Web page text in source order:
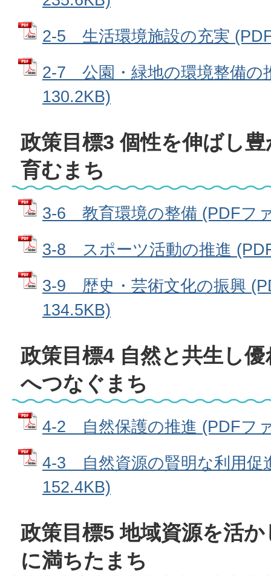
2-5 生活環境施設の充実
2-7 公園・緑地の環境整備の
130.2KB)
政策目標3 個性を伸ばし
育むまち
3-6 教育環境の整備 (PDFフ
3-8 スポーツ活動の推進
3-9 歴史・芸術文化の振興
134.5KB)
政策目標4 自然と共生し
へつなぐまち
4-2 自然保護の推進 (PDFフ
4-3 自然資源の賢明な利用促
152.4KB)
政策目標5 地域資源を活
に満ちたまち